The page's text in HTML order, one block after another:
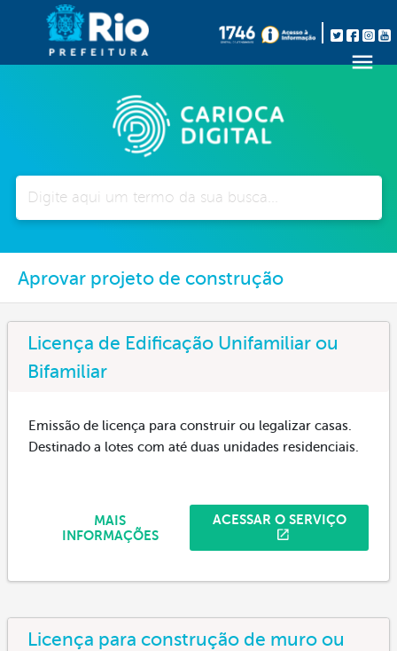
Aprovar projeto de construção
Licença de Edificação Unifamiliar ou
Bifamiliar
Emissão de licença para construir ou legalizar casas.
Destinado a lotes com até duas unidades residenciais.
ACESSAR O SERVIÇO
MAIS
INFORMAÇÕES
Licença para construção de muro ou